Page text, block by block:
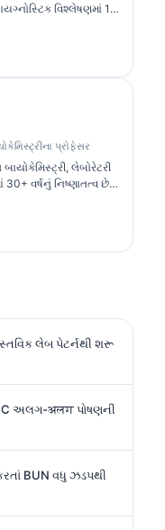
વિશ્લેષણમાં 18
કેમિસ્ટ્રીમાં વિશેષ
બાયોમાર્કર
રીતે પ્રકાશિત કરે
પ્રોફેસર
લેબોરેટરી
વર્ષનું નિષ્ણાતત્વ છે.
ભૂતપૂર્વ પ્રમુખ
બાયોમાર્કર
મેડિસિનમાં
લેબ પેટર્નથી શરૂ
C અલગ-अलग પોષણની
BUN વધુ ઝડપથી